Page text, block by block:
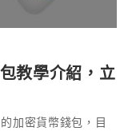
教學介紹，立
加密貨幣錢包，目